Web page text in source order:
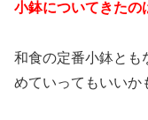
小鉢についてきたの
和食の定番小鉢とも
めていってもいいか